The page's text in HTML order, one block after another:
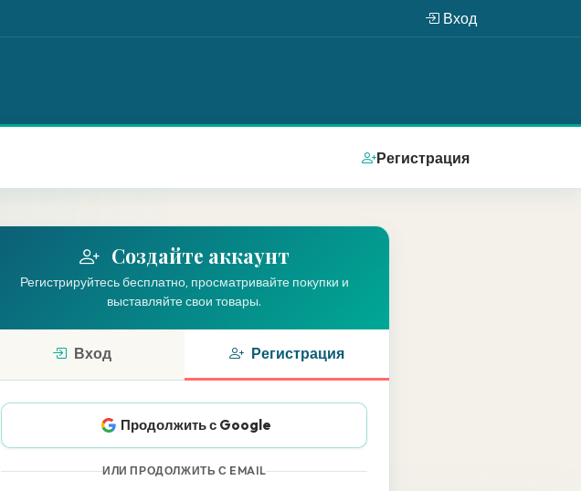
Вход
Регистрация
Создайте аккаунт
Регистрируйтесь бесплатно, просматривайте покупки и
выставляйте свои товары.
Вход Регистрация
Продолжить с Google
ИЛИ ПРОДОЛЖИТЬ С EMAIL